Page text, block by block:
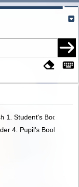
1. Student's Book
4. Pupil's Book